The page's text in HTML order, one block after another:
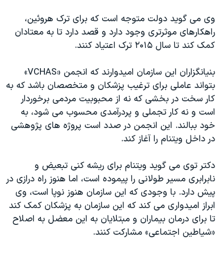
وی می گوید دولت متوجه است که برای ترک هروئین،
راهکارهای موثرتری وجود دارد و قصد دارد تا به معتادان
کمک کند تا سال ۲۰۱۵ ترک اعتیاد کنند.
بنیانگزاران این سازمان امیدوارند که انجمن «VCHAS»
بتواند عاملی برای ترغیب پزشکان و متخصصان باشد که به
کار سخت در بخشی که نه از محبوبیت مردمی برخوردار
است و نه کار تجملی و پردرآمدی محسوب می شود، به
خود ببالند. این انجمن در صدد است پروژه های پژوهشی
در داخل ویتنام را آغاز کند.
دکتر توی می گوید ویتنام برای ریشه کنی تبعیض و
نابرابری مسیر طولانی را پیموده است، اما هنوز راه درازی در
پیش دارد. با وجودی که این سازمان هنوز نوپا است، وی
ابراز امیدواری می کند که این سازمان به پزشکان کمک کند
تا برای درمان بیماران و مبتلایان به این معضل به اصلاح
«شیاطین اجتماعی» مشارکت کنند.